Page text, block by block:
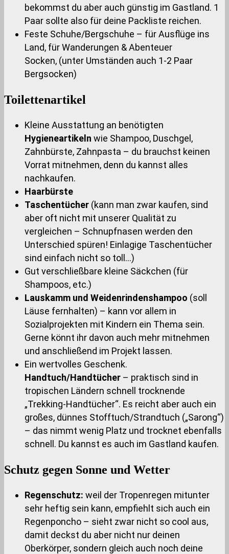
bekommst du aber auch günstig im Gastland. 1
Paar sollte also für deine Packliste reichen.
Feste Schuhe/Bergschuhe – für Ausflüge ins
Land, für Wanderungen & Abenteuer
Socken, (unter Umständen auch 1-2 Paar
Bergsocken)
Toilettenartikel
Kleine Ausstattung an benötigten
Hygieneartikeln wie Shampoo, Duschgel,
Zahnbürste, Zahnpasta – du brauchst keinen
Vorrat mitnehmen, denn du kannst alles
nachkaufen.
Haarbürste
Taschentücher (kann man zwar kaufen, sind
aber oft nicht mit unserer Qualität zu
vergleichen – Schnupfnasen werden den
Unterschied spüren! Einlagige Taschentücher
sind einfach nicht so toll…)
Gut verschließbare kleine Säckchen (für
Shampoos, etc.)
Lauskamm und Weidenrindenshampoo (soll
Läuse fernhalten) – kann vor allem in
Sozialprojekten mit Kindern ein Thema sein.
Gerne könnt ihr davon auch mehr mitnehmen
und anschließend im Projekt lassen.
Ein wertvolles Geschenk.
Handtuch/Handtücher – praktisch sind in
tropischen Ländern schnell trocknende
„Trekking-Handtücher“. Es reicht aber auch ein
großes, dünnes Stofftuch/Strandtuch („Sarong“)
– das nimmt wenig Platz und trocknet ebenfalls
schnell. Du kannst es auch im Gastland kaufen.
Schutz gegen Sonne und Wetter
Regenschutz: weil der Tropenregen mitunter
sehr heftig sein kann, empfiehlt sich auch ein
Regenponcho – sieht zwar nicht so cool aus,
damit deckst du aber nicht nur deinen
Oberkörper, sondern gleich auch noch deine